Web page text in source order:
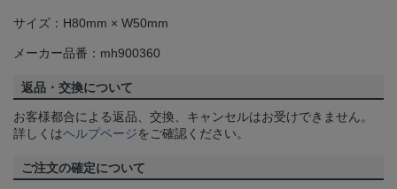
サイズ：H80mm × W50mm
メーカー品番：mh900360
返品・交換について
お客様都合による返品、交換、キャンセルはお受けできません。
詳しくはヘルプページをご確認ください。
ご注文の確定について